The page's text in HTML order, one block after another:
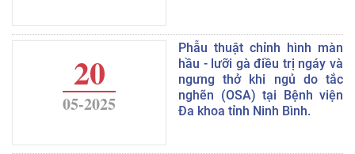
20
05-2025
Phẫu thuật chỉnh hình màn
hầu - lưỡi gà điều trị ngáy và
ngưng thở khi ngủ do tắc
nghẽn (OSA) tại Bệnh viện
Đa khoa tỉnh Ninh Bình.